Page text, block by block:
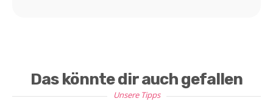
Das könnte dir auch gefallen
Unsere Tipps